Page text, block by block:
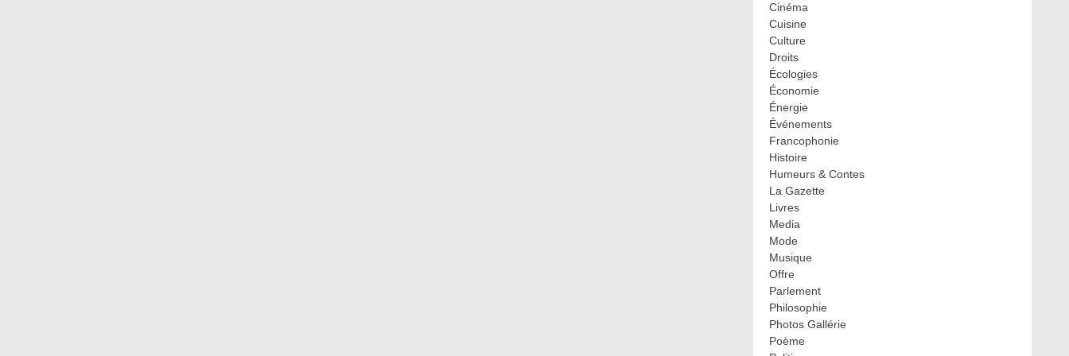
Cinéma
Cuisine
Culture
Droits
Écologies
Économie
Énergie
Événements
Francophonie
Histoire
Humeurs & Contes
La Gazette
Livres
Media
Mode
Musique
Offre
Parlement
Philosophie
Photos Gallérie
Poème